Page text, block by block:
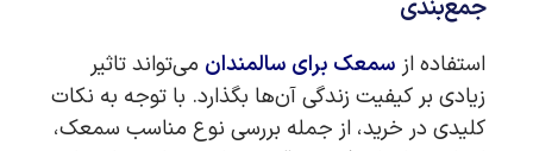
جمع‌بندی
استفاده از سمعک برای سالمندان می‌تواند تاثیر
زیادی بر کیفیت زندگی آن‌ها بگذارد. با توجه به نکات
کلیدی در خرید، از جمله بررسی نوع مناسب سمعک،